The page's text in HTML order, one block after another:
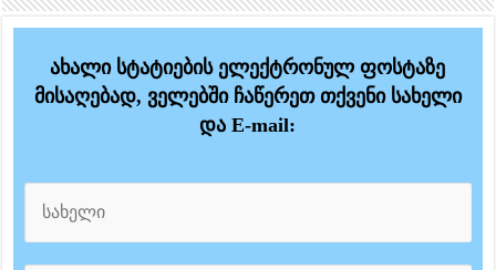
ახალი სტატიების ელექტრონულ ფოსტაზე
მისაღებად, ველებში ჩაწერეთ თქვენი სახელი
და E-mail: